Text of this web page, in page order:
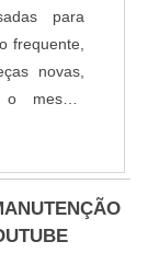
para
frequente,
novas,
mesmo
com
um com
podem
....